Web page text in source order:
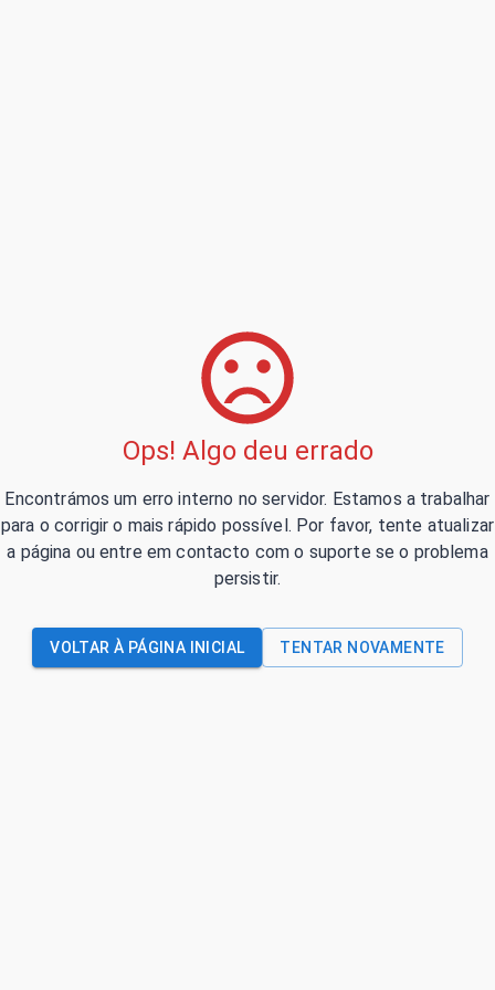
Ops! Algo deu errado
Encontrámos um erro interno no servidor. Estamos a trabalhar
para o corrigir o mais rápido possível. Por favor, tente atualizar
a página ou entre em contacto com o suporte se o problema
persistir.
VOLTAR À PÁGINA INICIAL TENTAR NOVAMENTE